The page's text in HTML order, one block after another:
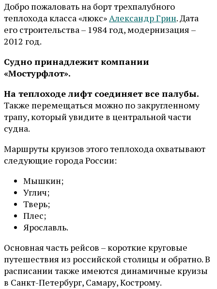
Добро пожаловать на борт трехпалубного
теплохода класса «люкс»Александр Грин. Дата
его строительства – 1984 год, модернизация –
2012 год.
Судно принадлежит компании
«Мостурфлот».
На теплоходе лифт соединяет все палубы.
Также перемещаться можно по закругленному
трапу, который увидите в центральной части
судна.
Маршруты круизов этого теплохода охватывают
следующие города России:
Мышкин;
Углич;
Тверь;
Плес;
Ярославль.
Основная часть рейсов – короткие круговые
путешествия из российской столицы и обратно. В
расписании также имеются динамичные круизы
в Санкт-Петербург, Самару, Кострому.